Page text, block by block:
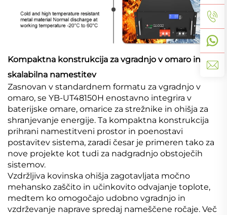
Kompaktna konstrukcija za vgradnjo v omaro in
skalabilna namestitev
Zasnovan v standardnem formatu za vgradnjo v
omaro, se YB-UT48150H enostavno integrira v
baterijske omare, omarice za strežnike in ohišja za
shranjevanje energije. Ta kompaktna konstrukcija
prihrani namestitveni prostor in poenostavi
postavitev sistema, zaradi česar je primeren tako za
nove projekte kot tudi za nadgradnjo obstoječih
sistemov.
Vzdržljiva kovinska ohišja zagotavljata močno
mehansko zaščito in učinkovito odvajanje toplote,
medtem ko omogočajo udobno vgradnjo in
vzdrževanje naprave spredaj nameščene ročaje. Več